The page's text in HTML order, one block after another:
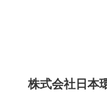
株式会社日本